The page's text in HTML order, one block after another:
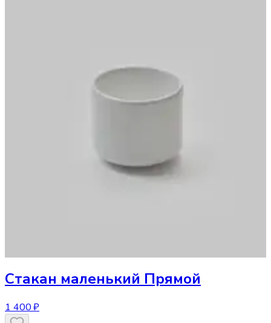
Стакан маленький Прямой
1 400 ₽